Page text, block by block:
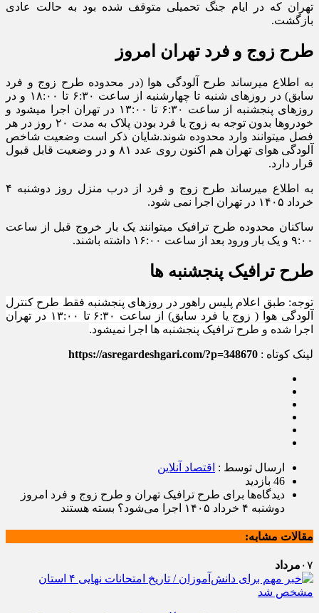
تهران که در ایام جنگ تحمیلی متوقف شده بود به حالت عادی
بازگشت.
طرح زوج و فرد تهران امروز
به اطلاع میرساند طرح آلودگی هوا (در محدوده طرح زوج و فرد
سابق) در روزهای شنبه تا چهارشنبه از ساعت ۶:۳۰ تا ۱۸:۰۰ و در
روزهای پنجشنبه از ساعت ۶:۳۰ تا ۱۳:۰۰ در تهران اجرا میشود و
خودروها بدون توجه به زوج یا فرد بودن پلاک به مدت ۲۰ روز در هر
فصل میتوانند وارد محدوده شوند.شایان ذکر است وضعیت شاخص
آلودگی هوای تهران هم اکنون روی عدد ۸۱ و در وضعیت قابل قبول
قرار دارد.
به اطلاع میرساند طرح زوج و فرد از درب منزل روز دوشنبه ۴
خرداد ۱۴۰۵ در تهران اجرا نمی شود.
ساکنان محدوده طرح ترافیک میتوانند یک‌ بار خروج قبل از ساعت
۹:۰۰ و یک‌ بار ورود بعد از ساعت ۱۶:۰۰ داشته باشند.
طرح ترافیک پنجشنبه ها
توجه: طبق اعلام پلیس راهور در روزهای پنجشنبه فقط طرح کنترل
آلودگی هوا ( زوج یا فرد سابق) از ساعت ۶:۳۰ تا ۱۳:۰۰ در تهران
اجرا شده و طرح ترافیک پنجشنبه ها اجرا نمیشود.
لینک کوتاه : https://asregardeshgari.com/?p=348670
ارسال توسط : اقتصاد آنلاین
46 بازدید
دیدگاه‌ها برای طرح ترافیک تهران و طرح زوج و فرد امروز
دوشنبه ۴ خرداد ۱۴۰۵ اجرا می‌شود؟
بسته هستند
مقالات مشابه:
۰۷ مرداد